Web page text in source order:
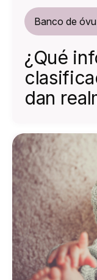
Banco de
¿Qué
dan